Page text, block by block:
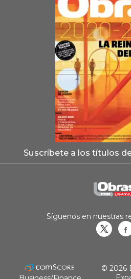
Suscríbete a los títulos
Síguenos en nuestras
© 2026